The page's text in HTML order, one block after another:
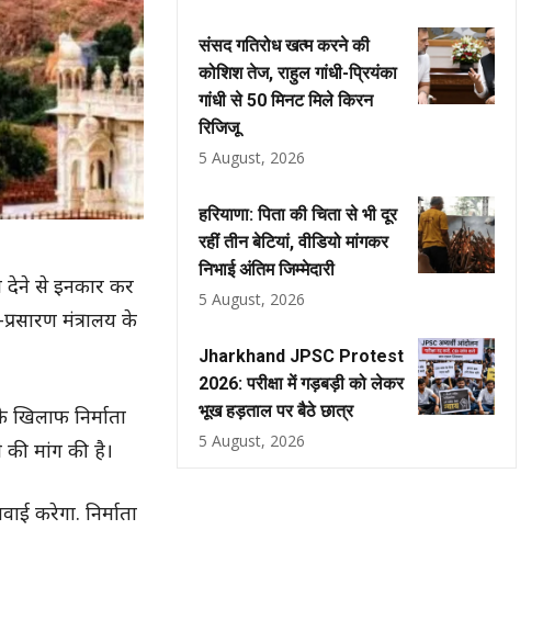
देने से इनकार कर
मंत्रालय के
निर्माता
मांग की है।
करेगा. निर्माता
संसद गतिरोध खत्म करने की
कोशिश तेज, राहुल गांधी-प्रियंका
गांधी से 50 मिनट मिले किरन
रिजिजू
5 August, 2026
हरियाणा: पिता की चिता से भी दूर
रहीं तीन बेटियां, वीडियो मांगकर
निभाई अंतिम जिम्मेदारी
5 August, 2026
Jharkhand JPSC Protest
2026: परीक्षा में गड़बड़ी को लेकर
भूख हड़ताल पर बैठे छात्र
5 August, 2026